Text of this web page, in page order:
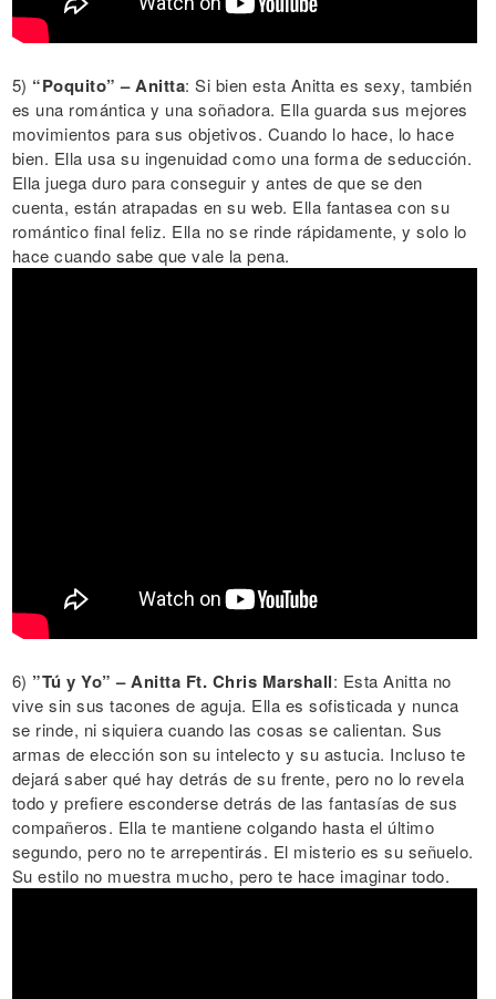
5) “Poquito” – Anitta: Si bien esta Anitta es sexy, también
es una romántica y una soñadora. Ella guarda sus mejores
movimientos para sus objetivos. Cuando lo hace, lo hace
bien. Ella usa su ingenuidad como una forma de seducción.
Ella juega duro para conseguir y antes de que se den
cuenta, están atrapadas en su web. Ella fantasea con su
romántico final feliz. Ella no se rinde rápidamente, y solo lo
hace cuando sabe que vale la pena.
6) ”Tú y Yo” – Anitta Ft. Chris Marshall: Esta Anitta no
vive sin sus tacones de aguja. Ella es sofisticada y nunca
se rinde, ni siquiera cuando las cosas se calientan. Sus
armas de elección son su intelecto y su astucia. Incluso te
dejará saber qué hay detrás de su frente, pero no lo revela
todo y prefiere esconderse detrás de las fantasías de sus
compañeros. Ella te mantiene colgando hasta el último
segundo, pero no te arrepentirás. El misterio es su señuelo.
Su estilo no muestra mucho, pero te hace imaginar todo.